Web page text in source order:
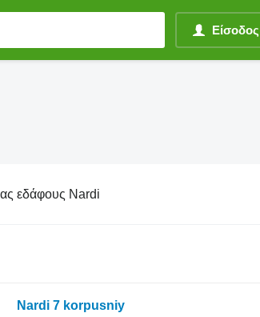
εδάφους Nardi
Nardi 7 korpusniy